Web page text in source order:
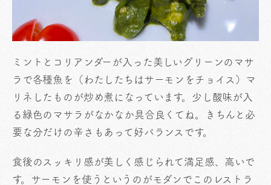
ミントとコリアンダーが入った美しいグリーンのマサ
ラで各種魚を（わたしたちはサーモンをチョイス）マ
リネしたものが炒め煮になっています。少し酸味が入
る緑色のマサラがなかなか具合良くてね。きちんと必
要な分だけの辛さもあって好バランスです。
食後のスッキリ感が美しく感じられて満足感、高いで
す。サーモンを使うというのがモダンでこのレストラ